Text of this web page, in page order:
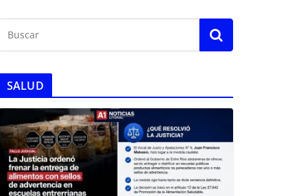
SALUD